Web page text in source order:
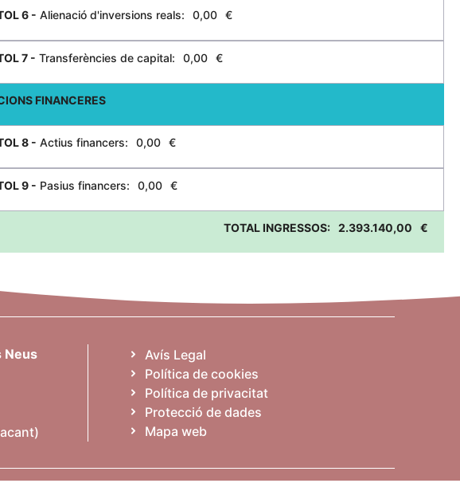
6 - Alienació d'inversions reals: 0,00 €
7 - Transferències de capital: 0,00 €
FINANCERES
8 - Actius financers: 0,00 €
9 - Pasius financers: 0,00 €
TOTAL INGRESSOS: 2.393.140,00 €
Neus
Avís Legal
Política de cookies
Política de privacitat
Protecció de dades
Mapa web